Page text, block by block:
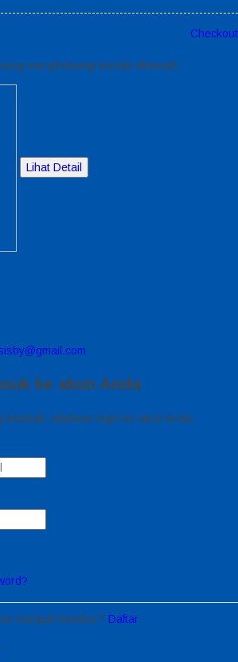
Checkout
menghubungi kontak dibawah:
Lihat Detail
ke akun Anda
kembali, silahkan login ke akun Anda.
menjadi member? Daftar